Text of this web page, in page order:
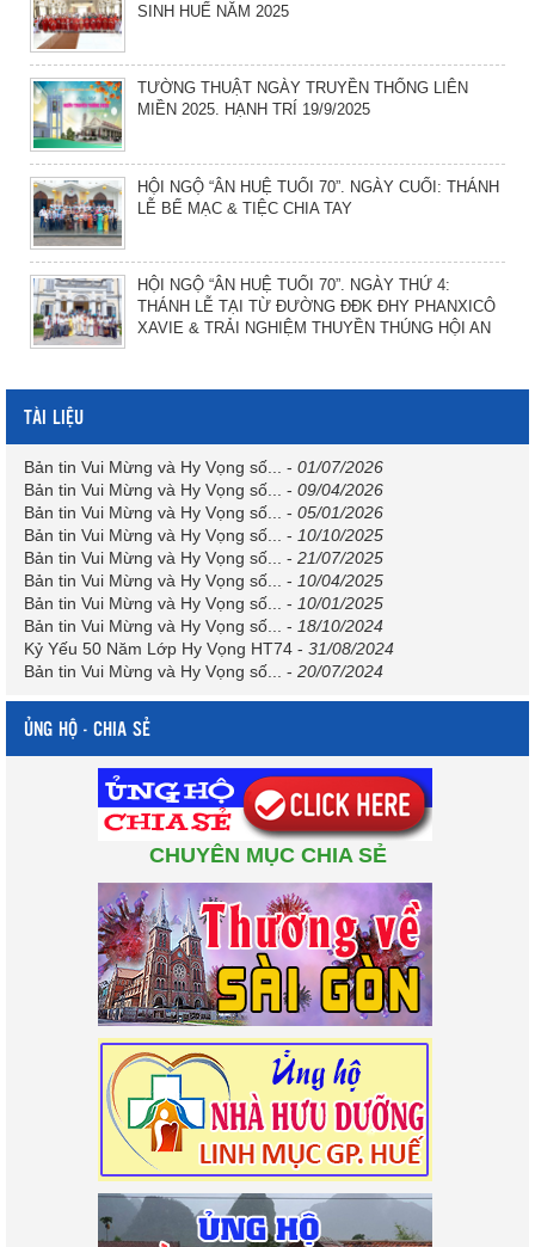
SINH HUẾ NĂM 2025
TƯỜNG THUẬT NGÀY TRUYỀN THỐNG LIÊN
MIỀN 2025. HẠNH TRÍ 19/9/2025
HỘI NGỘ “ÂN HUỆ TUỔI 70”. NGÀY CUỐI: THÁNH
LỄ BẾ MẠC & TIỆC CHIA TAY
HỘI NGỘ “ÂN HUỆ TUỔI 70”. NGÀY THỨ 4:
THÁNH LỄ TẠI TỪ ĐƯỜNG ĐĐK ĐHY PHANXICÔ
XAVIE & TRẢI NGHIỆM THUYỀN THÚNG HỘI AN
TÀI LIỆU
Bản tin Vui Mừng và Hy Vọng số... - 01/07/2026
Bản tin Vui Mừng và Hy Vọng số... - 09/04/2026
Bản tin Vui Mừng và Hy Vọng số... - 05/01/2026
Bản tin Vui Mừng và Hy Vọng số... - 10/10/2025
Bản tin Vui Mừng và Hy Vọng số... - 21/07/2025
Bản tin Vui Mừng và Hy Vọng số... - 10/04/2025
Bản tin Vui Mừng và Hy Vọng số... - 10/01/2025
Bản tin Vui Mừng và Hy Vọng số... - 18/10/2024
Kỷ Yếu 50 Năm Lớp Hy Vọng HT74 - 31/08/2024
Bản tin Vui Mừng và Hy Vọng số... - 20/07/2024
ỦNG HỘ - CHIA SẺ
CHUYÊN MỤC CHIA SẺ